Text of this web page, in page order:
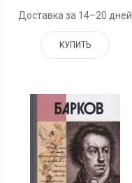
Доставка за 14–20 дней
КУПИТЬ